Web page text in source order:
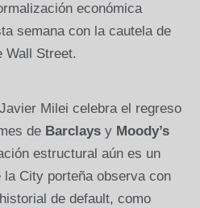
económica
semana con la cautela de
Wall Street.
Milei celebra el regreso
de Barclays y Moody’s
estructural aún es un
City porteña observa con
de default, como